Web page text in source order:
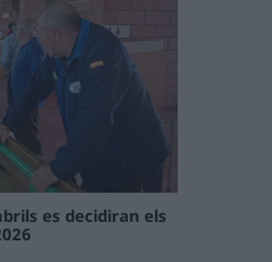
es decidiran els